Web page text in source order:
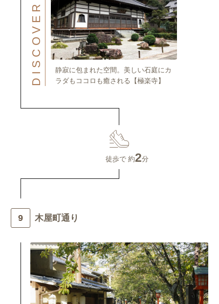
DISCOVER
静寂に包まれた空間。美しい石庭にカ
ラダもココロも癒される【極楽寺】
徒歩で 約2分
木屋町通り